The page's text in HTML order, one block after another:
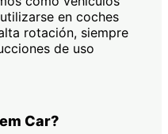
en coches
rotación, siempre
de uso
Car?